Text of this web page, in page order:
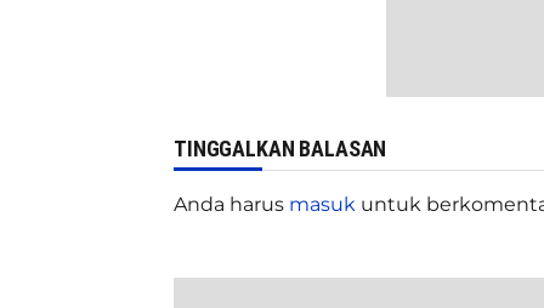
TINGGALKAN BALASAN
Anda harus masuk untuk